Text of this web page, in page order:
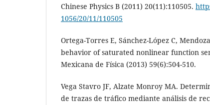
Chinese Physics B (2011) 20(11):110505.
1056/20/11/110505
Ortega-Torres E, Sánchez-López C,
behavior of saturated nonlinear function
Mexicana de Física (2013) 59(6):504-510.
Vega Stavro JF, Alzate Monroy MA.
de trazas de tráfico mediante análisis de